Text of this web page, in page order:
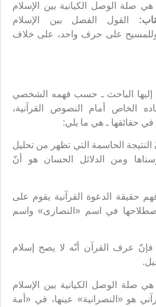
هي صلة الوصل الكيانية بين الإسلام
القول الفصل بين الإسلام
وللمسيح على حرف واحد، على خلاف
إليها الباحث ـ حسب فهمه الشخصي
الخاص أمام النصوص القرآنية،
في حقائقها ـ هي ما يلي:
الحاسمة التي تظهر من تحليل
ومن الدلائل الحسان هو أنّ
حقيقة الدعوة القرآنية يقوم على
في اسم «النصارى» واسم
عرف القرآن أنّه لا يصح إسلام
هي صلة الوصل الكيانية بين الإسلام
هو «النصرانية» عينها، في «أمة